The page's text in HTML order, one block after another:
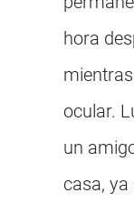
hora
ocular.
un
casa, ya